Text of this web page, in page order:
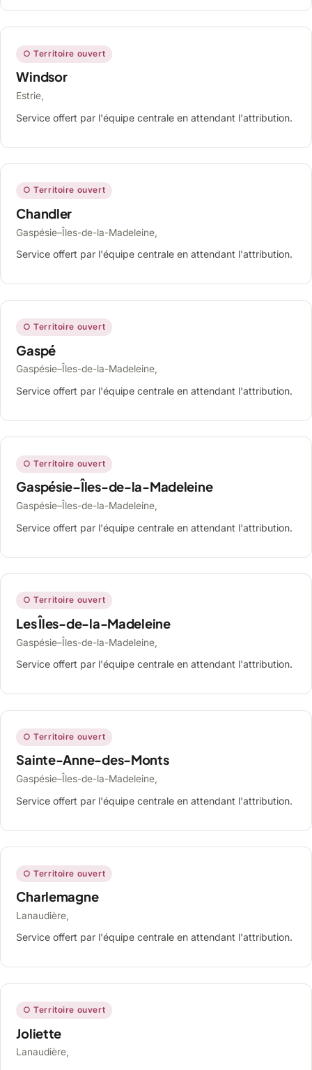
○ Territoire ouvert
Windsor
Estrie,
Service offert par l'équipe centrale en attendant l'attribution.
○ Territoire ouvert
Chandler
Gaspésie–Îles-de-la-Madeleine,
Service offert par l'équipe centrale en attendant l'attribution.
○ Territoire ouvert
Gaspé
Gaspésie–Îles-de-la-Madeleine,
Service offert par l'équipe centrale en attendant l'attribution.
○ Territoire ouvert
Gaspésie–Îles-de-la-Madeleine
Gaspésie–Îles-de-la-Madeleine,
Service offert par l'équipe centrale en attendant l'attribution.
○ Territoire ouvert
Les Îles-de-la-Madeleine
Gaspésie–Îles-de-la-Madeleine,
Service offert par l'équipe centrale en attendant l'attribution.
○ Territoire ouvert
Sainte-Anne-des-Monts
Gaspésie–Îles-de-la-Madeleine,
Service offert par l'équipe centrale en attendant l'attribution.
○ Territoire ouvert
Charlemagne
Lanaudière,
Service offert par l'équipe centrale en attendant l'attribution.
○ Territoire ouvert
Joliette
Lanaudière,